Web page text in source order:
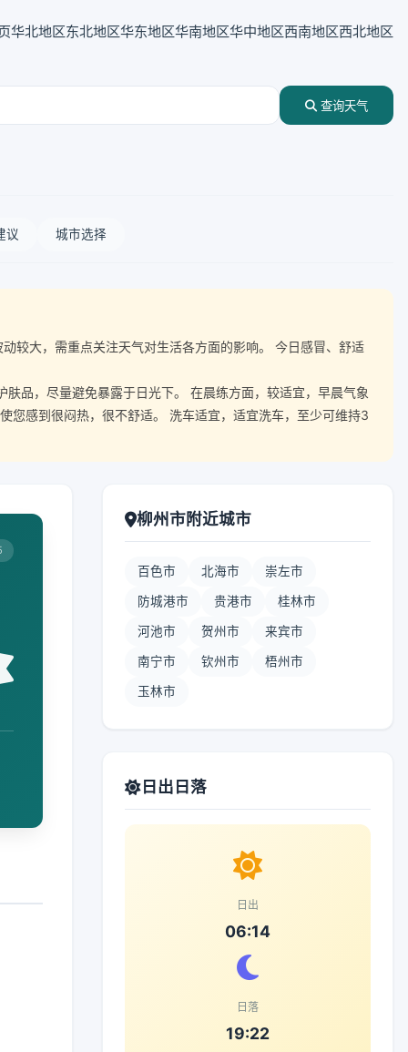
华北地区东北地区华东地区华南地区华中地区西南地区西北地区
查询天气
议 城市选择
大，需重点关注天气对生活各方面的影响。 今日感冒、舒适
品，尽量避免暴露于日光下。 在晨练方面，较适宜，早晨气象
您感到很闷热，很不舒适。 洗车适宜，适宜洗车，至少可维持3
柳州市附近城市
百色市 北海市 崇左市
防城港市 贵港市 桂林市
河池市 贺州市 来宾市
南宁市 钦州市 梧州市
玉林市
日出日落
日出
06:14
日落
19:22